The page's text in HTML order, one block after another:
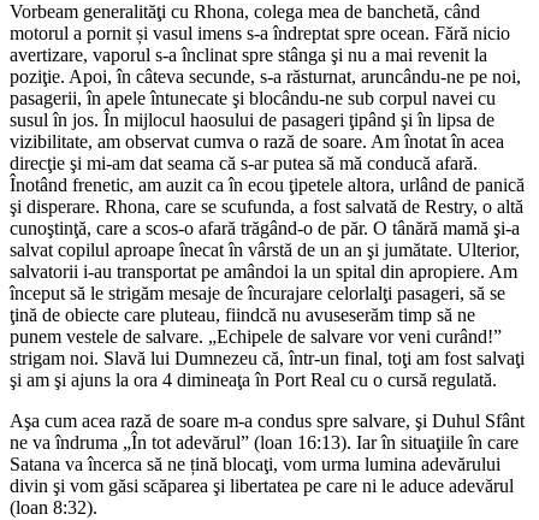
Vorbeam generalităţi cu Rhona, colega mea de banchetă, când
motorul a pornit și vasul imens s-a îndreptat spre ocean. Fără nicio
avertizare, vaporul s-a înclinat spre stânga şi nu a mai revenit la
poziţie. Apoi, în câteva secunde, s-a răsturnat, aruncându-ne pe noi,
pasagerii, în apele întunecate şi blocându-ne sub corpul navei cu
susul în jos. În mijlocul haosului de pasageri ţipând şi în lipsa de
vizibilitate, am observat cumva o rază de soare. Am înotat în acea
direcţie şi mi-am dat seama că s-ar putea să mă conducă afară.
Înotând frenetic, am auzit ca în ecou ţipetele altora, urlând de panică
şi disperare. Rhona, care se scufunda, a fost salvată de Restry, o altă
cunoştinţă, care a scos-o afară trăgând-o de păr. O tânără mamă şi-a
salvat copilul aproape înecat în vârstă de un an şi jumătate. Ulterior,
salvatorii i-au transportat pe amândoi la un spital din apropiere. Am
început să le strigăm mesaje de încurajare celorlalţi pasageri, să se
ţină de obiecte care pluteau, fiindcă nu avuseserăm timp să ne
punem vestele de salvare. „Echipele de salvare vor veni curând!”
strigam noi. Slavă lui Dumnezeu că, într-un final, toţi am fost salvaţi
şi am şi ajuns la ora 4 dimineaţa în Port Real cu o cursă regulată.
Aşa cum acea rază de soare m-a condus spre salvare, şi Duhul Sfânt
ne va îndruma „În tot adevărul” (loan 16:13). Iar în situaţiile în care
Satana va încerca să ne țină blocaţi, vom urma lumina adevărului
divin şi vom găsi scăparea şi libertatea pe care ni le aduce adevărul
(loan 8:32).